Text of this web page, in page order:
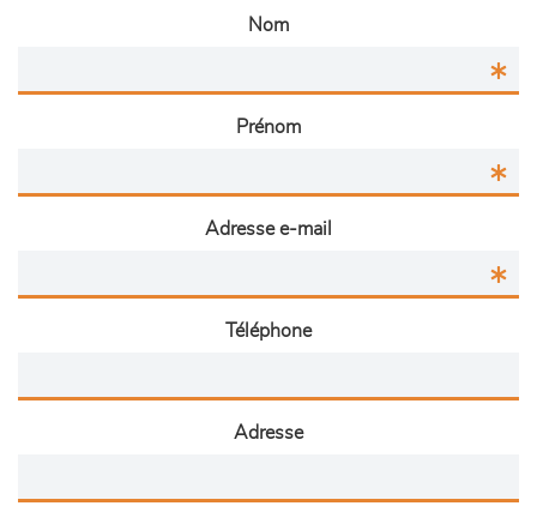
Nom
Prénom
Adresse e-mail
Téléphone
Adresse